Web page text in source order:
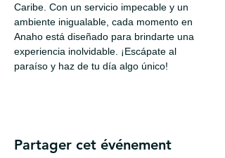
Caribe. Con un servicio impecable y un
ambiente inigualable, cada momento en
Anaho está diseñado para brindarte una
experiencia inolvidable. ¡Escápate al
paraíso y haz de tu día algo único!
Partager cet événement